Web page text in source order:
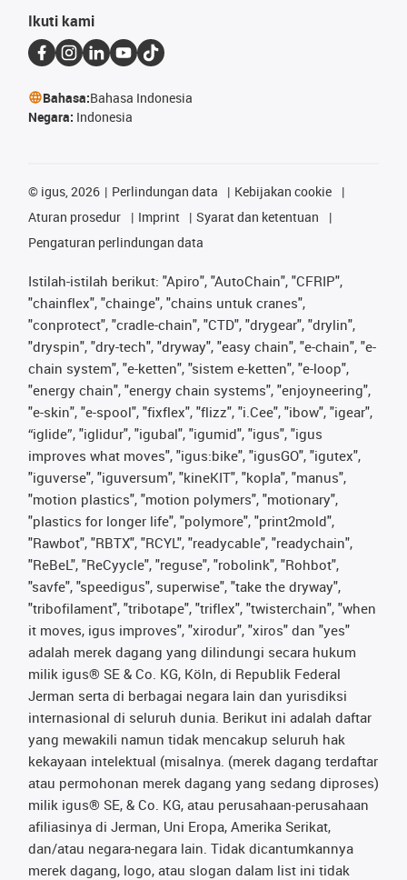
Ikuti kami
Bahasa:Bahasa Indonesia
Negara: Indonesia
© igus, 2026 Perlindungan data
Kebijakan cookie
Aturan prosedur
Imprint
Syarat dan ketentuan
Pengaturan perlindungan data
Istilah-istilah berikut: "Apiro", "AutoChain", "CFRIP",
"chainflex", "chainge", "chains untuk cranes",
"conprotect", "cradle-chain", "CTD", "drygear", "drylin",
"dryspin", "dry-tech", "dryway", "easy chain", "e-chain", "e-
chain system", "e-ketten", "sistem e-ketten", "e-loop",
"energy chain", "energy chain systems", "enjoyneering",
"e-skin", "e-spool", "fixflex", "flizz", "i.Cee", "ibow", "igear",
“iglide”, "iglidur", "igubal", "igumid", "igus", "igus
improves what moves", "igus:bike", "igusGO", "igutex",
"iguverse", "iguversum", "kineKIT", "kopla", "manus",
"motion plastics", "motion polymers", "motionary",
"plastics for longer life", "polymore", "print2mold",
"Rawbot", "RBTX", "RCYL", "readycable", "readychain",
"ReBeL", "ReCyycle", "reguse", "robolink", "Rohbot",
"savfe", "speedigus", superwise", "take the dryway",
"tribofilament", "tribotape", "triflex", "twisterchain", "when
it moves, igus improves", "xirodur", "xiros" dan "yes"
adalah merek dagang yang dilindungi secara hukum
milik igus® SE & Co. KG, Köln, di Republik Federal
Jerman serta di berbagai negara lain dan yurisdiksi
internasional di seluruh dunia. Berikut ini adalah daftar
yang mewakili namun tidak mencakup seluruh hak
kekayaan intelektual (misalnya. (merek dagang terdaftar
atau permohonan merek dagang yang sedang diproses)
milik igus® SE, & Co. KG, atau perusahaan-perusahaan
afiliasinya di Jerman, Uni Eropa, Amerika Serikat,
dan/atau negara-negara lain. Tidak dicantumkannya
merek dagang, logo, atau slogan dalam list ini tidak